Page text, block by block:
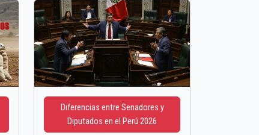
Diferencias entre Senadores y
Diputados en el Perú 2026